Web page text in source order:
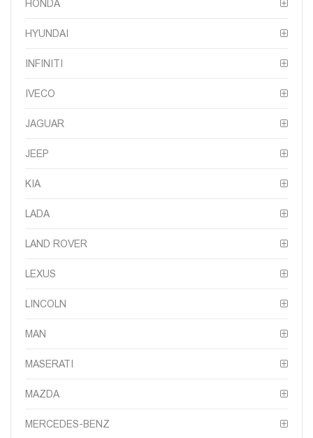
HONDA
HYUNDAI
INFINITI
IVECO
JAGUAR
JEEP
KIA
LADA
LAND ROVER
LEXUS
LINCOLN
MAN
MASERATI
MAZDA
MERCEDES-BENZ